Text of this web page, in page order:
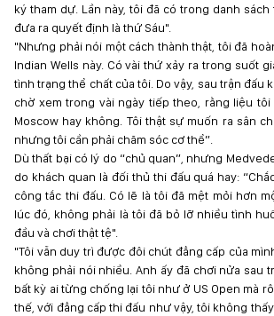
ký tham dự. Lần này, tôi đã có trong danh
đưa ra quyết định là thứ Sáu".
"Nhưng phải nói một cách thành thật, tôi đã
Indian Wells này. Có vài thứ xảy ra trong suốt
tình trạng thể chất của tôi. Do vậy, sau trận đấu
chờ xem trong vài ngày tiếp theo, rằng liệu
Moscow hay không. Tôi thật sự muốn ra sân
nhưng tôi cần phải chăm sóc cơ thể”.
Dù thất bại có lý do “chủ quan”, nhưng
do khách quan là đối thủ thi đấu quá hay:
công tắc thi đấu. Có lẽ là tôi đã mệt mỏi hơn
lúc đó, không phải là tôi đã bỏ lỡ nhiều tình
đầu và chơi thật tệ".
"Tôi vẫn duy trì được đôi chút đẳng cấp của
không phải nói nhiều. Anh ấy đã chơi nửa sau
bất kỳ ai từng chống lại tôi như ở US Open mà
thế, với đẳng cấp thi đấu như vậy, tôi không